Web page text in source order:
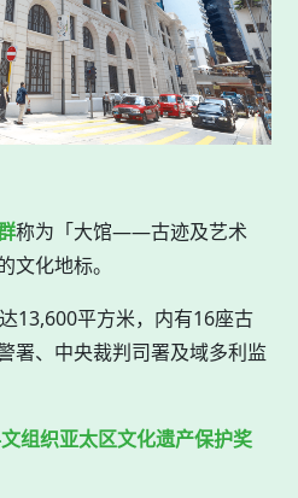
称为「大馆——古迹及艺术
文化地标。
13,600平方米，内有16座古
署、中央裁判司署及域多利监
组织亚太区文化遗产保护奖